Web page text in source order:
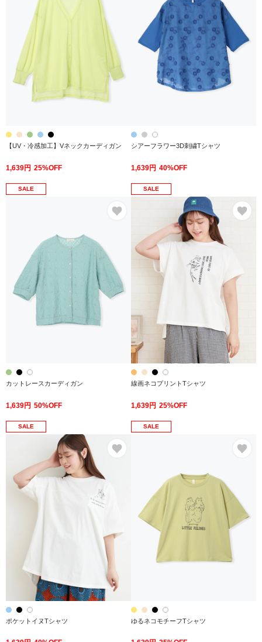
【UV・冷感加工】Vネックカーディガン
1,639円 25%OFF
シアーフラワー3D刺繍Tシャツ
1,639円 40%OFF
SALE
カットレースカーディガン
1,639円 50%OFF
SALE
線画ネコプリントTシャツ
1,639円 25%OFF
SALE
ポケットイヌTシャツ
SALE
ゆるネコモチーフTシャツ